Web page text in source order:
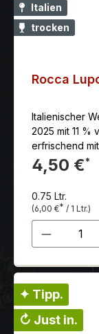
Italien
trocken
Rocca
Italienischer
2025 mit 11 %
erfrischend
Hauch von
Bianco in
4,50 €*
0.75 Ltr.
(6,00 €* / 1 Ltr.)
✦ Tipp.
↻ Just in.